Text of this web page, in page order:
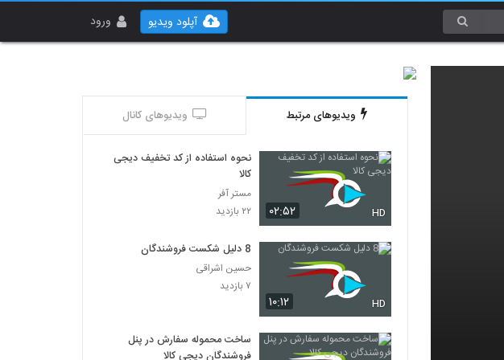
ورود آپلود ویدیو
ویدیوهای مرتبط ویدیوهای کانال
۰۲:۵۲ HD
نحوه استفاده از کد تخفیف دیجی
کالا
مستر آفر
۲۲ بازدید
۱۰:۱۲ HD
8 دلیل شکست فروشندگان
حسین اشراقی
۷ بازدید
ساخت محموله سفارش در پنل
فروشندگان دیجی کالا